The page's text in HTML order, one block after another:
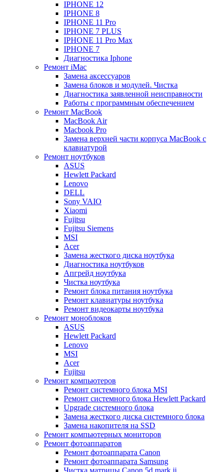
IPHONE 12
IPHONE 8
IPHONE 11 Pro
IPHONE 7 PLUS
IPHONE 11 Pro Max
IPHONE 7
Диагностика Iphone
Ремонт iMac
Замена аксессуаров
Замена блоков и модулей. Чистка
Диагностика заявленной неисправности
Работы с программным обеспечением
Ремонт MacBook
MacBook Air
Macbook Pro
Замена верхней части корпуса MacBook с
клавиатурой
Ремонт ноутбуков
ASUS
Hewlett Packard
Lenovo
DELL
Sony VAIO
Xiaomi
Fujitsu
Fujitsu Siemens
MSI
Acer
Замена жесткого диска ноутбука
Диагностика ноутбуков
Апгрейд ноутбука
Чистка ноутбука
Ремонт блока питания ноутбука
Ремонт клавиатуры ноутбука
Ремонт видеокарты ноутбука
Ремонт моноблоков
ASUS
Hewlett Packard
Lenovo
MSI
Acer
Fujitsu
Ремонт компьютеров
Ремонт системного блока MSI
Ремонт системного блока Hewlett Packard
Upgrade системного блока
Замена жесткого диска системного блока
Замена накопителя на SSD
Ремонт компьютерных мониторов
Ремонт фотоаппаратов
Ремонт фотоаппарата Canon
Ремонт фотоаппарата Samsung
Чистка матрицы Canon 5d mark ii